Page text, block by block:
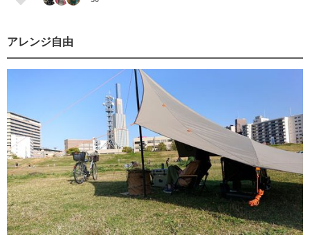
アレンジ自由